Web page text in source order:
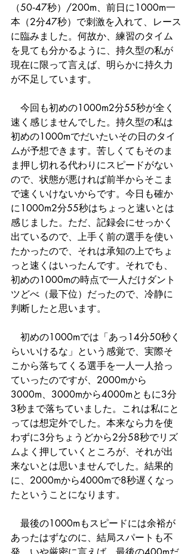
（50‐47秒）/200m、前日に1000m一
本（2分47秒）で刺激を入れて、レース
に臨みました。何故か、練習のタイム
を見ても分かるように、持久型の私が
現在に限って言えば、明らかに持久力
が不足しています。
今回も初めの1000m2分55秒が全く
速く感じませんでした。持久型の私は
初めの1000mでだいたいその日のタイ
ムが予想できます。苦しくてもそのま
ま押し切れる代わりにスピードがない
ので、状態が悪ければ前半からそこま
で速くいけないからです。今日も確か
に1000m2分55秒はちょっと速いとは
感じました。ただ、記録会にせっかく
出ているので、上手く前の選手を使い
たかったので、それは承知の上でちょ
っと速くはいったんです。それでも、
初めの1000mの時点で一人だけダント
ツどべ（最下位）だったので、冷静に
判断したと思います。
初めの1000mでは「あっ14分50秒く
らいいけるな」という感覚で、実際そ
こから落ちてくる選手を一人一人拾っ
ていったのですが、2000mから
3000m、3000mから4000mともに3分
3秒まで落ちていました。これは私にと
っては想定外でした。本来なら力を使
わずに3分ちょうどから2分58秒でリズ
ムよく押していくところが、それが出
来ないとは思いませんでした。結果的
に、2000mから4000mで8秒遅くなっ
たということになります。
最後の1000mもスピードには余裕が
あったはずなのに、結局スパートも不